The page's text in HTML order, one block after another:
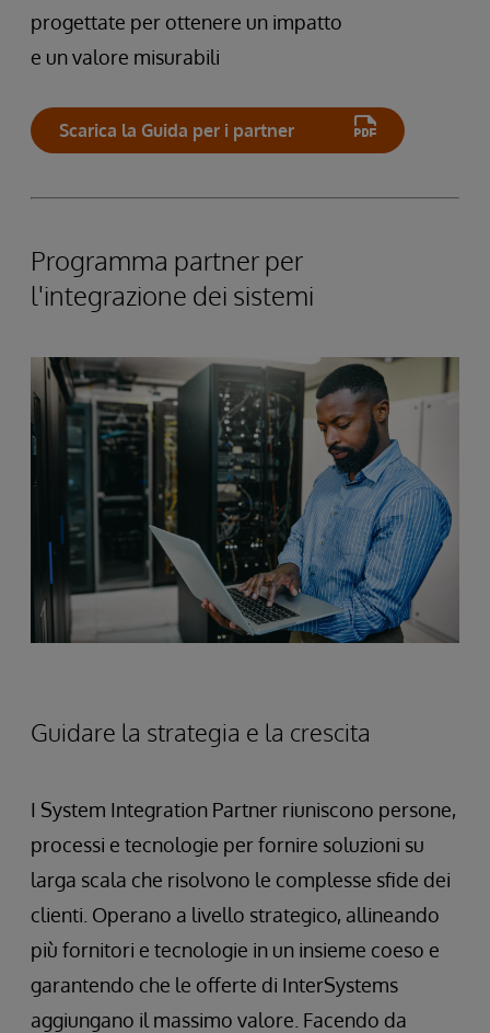
progettate per ottenere un impatto
e un valore misurabili
Scarica la Guida per i partner
Programma partner per
l'integrazione dei sistemi
Guidare la strategia e la crescita
I System Integration Partner riuniscono persone,
processi e tecnologie per fornire soluzioni su
larga scala che risolvono le complesse sfide dei
clienti. Operano a livello strategico, allineando
più fornitori e tecnologie in un insieme coeso e
garantendo che le offerte di InterSystems
aggiungano il massimo valore. Facendo da